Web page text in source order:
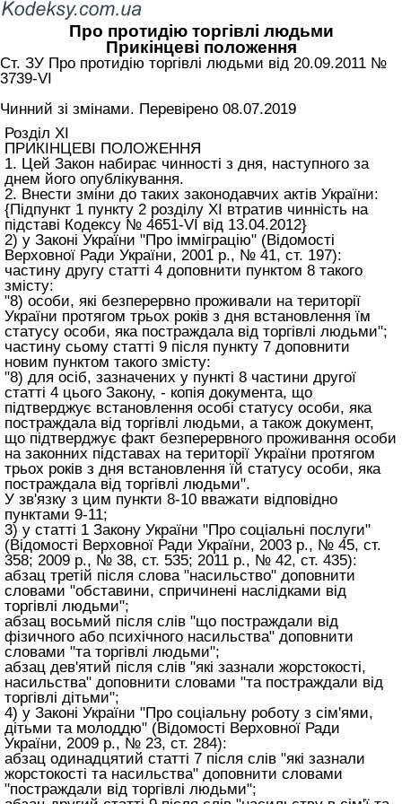
Про протидію торгівлі людьми
Прикінцеві положення
Ст. ЗУ Про протидію торгівлі людьми від 20.09.2011 №
3739-VI
Чинний зі змінами. Перевірено 08.07.2019
Розділ XI
ПРИКІНЦЕВІ ПОЛОЖЕННЯ
1. Цей Закон набирає чинності з дня, наступного за
днем його опублікування.
2. Внести зміни до таких законодавчих актів України:
{Підпункт 1 пункту 2 розділу XI втратив чинність на
підставі Кодексу № 4651-VI від 13.04.2012}
2) у Законі України "Про імміграцію" (Відомості
Верховної Ради України, 2001 р., № 41, ст. 197):
частину другу статті 4 доповнити пунктом 8 такого
змісту:
"8) особи, які безперервно проживали на території
України протягом трьох років з дня встановлення їм
статусу особи, яка постраждала від торгівлі людьми";
частину сьому статті 9 після пункту 7 доповнити
новим пунктом такого змісту:
"8) для осіб, зазначених у пункті 8 частини другої
статті 4 цього Закону, - копія документа, що
підтверджує встановлення особі статусу особи, яка
постраждала від торгівлі людьми, а також документ,
що підтверджує факт безперервного проживання особи
на законних підставах на території України протягом
трьох років з дня встановлення їй статусу особи, яка
постраждала від торгівлі людьми".
У зв'язку з цим пункти 8-10 вважати відповідно
пунктами 9-11;
3) у статті 1 Закону України "Про соціальні послуги"
(Відомості Верховної Ради України, 2003 р., № 45, ст.
358; 2009 р., № 38, ст. 535; 2011 р., № 42, ст. 435):
абзац третій після слова "насильство" доповнити
словами "обставини, спричинені наслідками від
торгівлі людьми";
абзац восьмий після слів "що постраждали від
фізичного або психічного насильства" доповнити
словами "та торгівлі людьми";
абзац дев'ятий після слів "які зазнали жорстокості,
насильства" доповнити словами "та постраждали від
торгівлі дітьми";
4) у Законі України "Про соціальну роботу з сім'ями,
дітьми та молоддю" (Відомості Верховної Ради
України, 2009 р., № 23, ст. 284):
абзац одинадцятий статті 7 після слів "які зазнали
жорстокості та насильства" доповнити словами
"постраждали від торгівлі людьми";